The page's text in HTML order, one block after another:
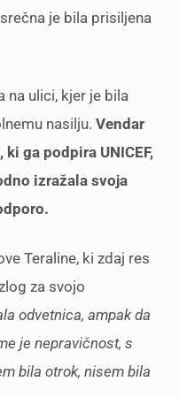
je bila prisiljena
na ulici, kjer je bila
nasilju. Vendar
ga podpira UNICEF,
izražala svoja
Teraline, ki zdaj res
za svojo
odvetnica, ampak da
je nepravičnost, s
bila otrok, nisem bila